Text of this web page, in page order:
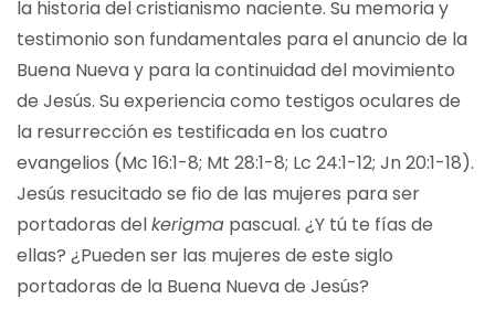
la historia del cristianismo naciente. Su memoria y
testimonio son fundamentales para el anuncio de la
Buena Nueva y para la continuidad del movimiento
de Jesús. Su experiencia como testigos oculares de
la resurrección es testificada en los cuatro
evangelios (Mc 16:1-8; Mt 28:1-8; Lc 24:1-12; Jn 20:1-18).
Jesús resucitado se fio de las mujeres para ser
portadoras delkerigma pascual. ¿Y tú te fías de
ellas? ¿Pueden ser las mujeres de este siglo
portadoras de la Buena Nueva de Jesús?